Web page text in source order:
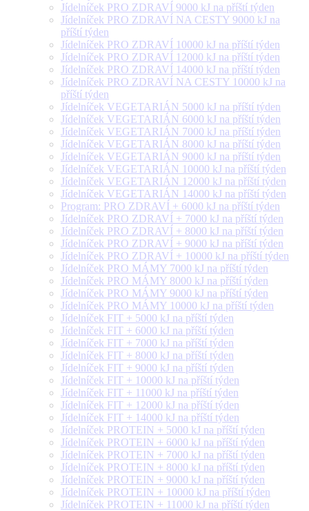
Jídelníček PRO ZDRAVÍ 9000 kJ na příští týden
Jídelníček PRO ZDRAVÍ NA CESTY 9000 kJ na
příští týden
Jídelníček PRO ZDRAVÍ 10000 kJ na příští týden
Jídelníček PRO ZDRAVÍ 12000 kJ na příští týden
Jídelníček PRO ZDRAVÍ 14000 kJ na příští týden
Jídelníček PRO ZDRAVÍ NA CESTY 10000 kJ na
příští týden
Jídelníček VEGETARIÁN 5000 kJ na příští týden
Jídelníček VEGETARIÁN 6000 kJ na příští týden
Jídelníček VEGETARIÁN 7000 kJ na příští týden
Jídelníček VEGETARIÁN 8000 kJ na příští týden
Jídelníček VEGETARIÁN 9000 kJ na příští týden
Jídelníček VEGETARIÁN 10000 kJ na příští týden
Jídelníček VEGETARIÁN 12000 kJ na příští týden
Jídelníček VEGETARIÁN 14000 kJ na příští týden
Program: PRO ZDRAVÍ + 6000 kJ na příští týden
Jídelníček PRO ZDRAVÍ + 7000 kJ na příští týden
Jídelníček PRO ZDRAVÍ + 8000 kJ na příští týden
Jídelníček PRO ZDRAVÍ + 9000 kJ na příští týden
Jídelníček PRO ZDRAVÍ + 10000 kJ na příští týden
Jídelníček PRO MÁMY 7000 kJ na příští týden
Jídelníček PRO MÁMY 8000 kJ na příští týden
Jídelníček PRO MÁMY 9000 kJ na příští týden
Jídelníček PRO MÁMY 10000 kJ na příští týden
Jídelníček FIT + 5000 kJ na příští týden
Jídelníček FIT + 6000 kJ na příští týden
Jídelníček FIT + 7000 kJ na příští týden
Jídelníček FIT + 8000 kJ na příští týden
Jídelníček FIT + 9000 kJ na příští týden
Jídelníček FIT + 10000 kJ na příští týden
Jídelníček FIT + 11000 kJ na příští týden
Jídelníček FIT + 12000 kJ na příští týden
Jídelníček FIT + 14000 kJ na příští týden
Jídelníček PROTEIN + 5000 kJ na příští týden
Jídelníček PROTEIN + 6000 kJ na příští týden
Jídelníček PROTEIN + 7000 kJ na příští týden
Jídelníček PROTEIN + 8000 kJ na příští týden
Jídelníček PROTEIN + 9000 kJ na příští týden
Jídelníček PROTEIN + 10000 kJ na příští týden
Jídelníček PROTEIN + 11000 kJ na příští týden